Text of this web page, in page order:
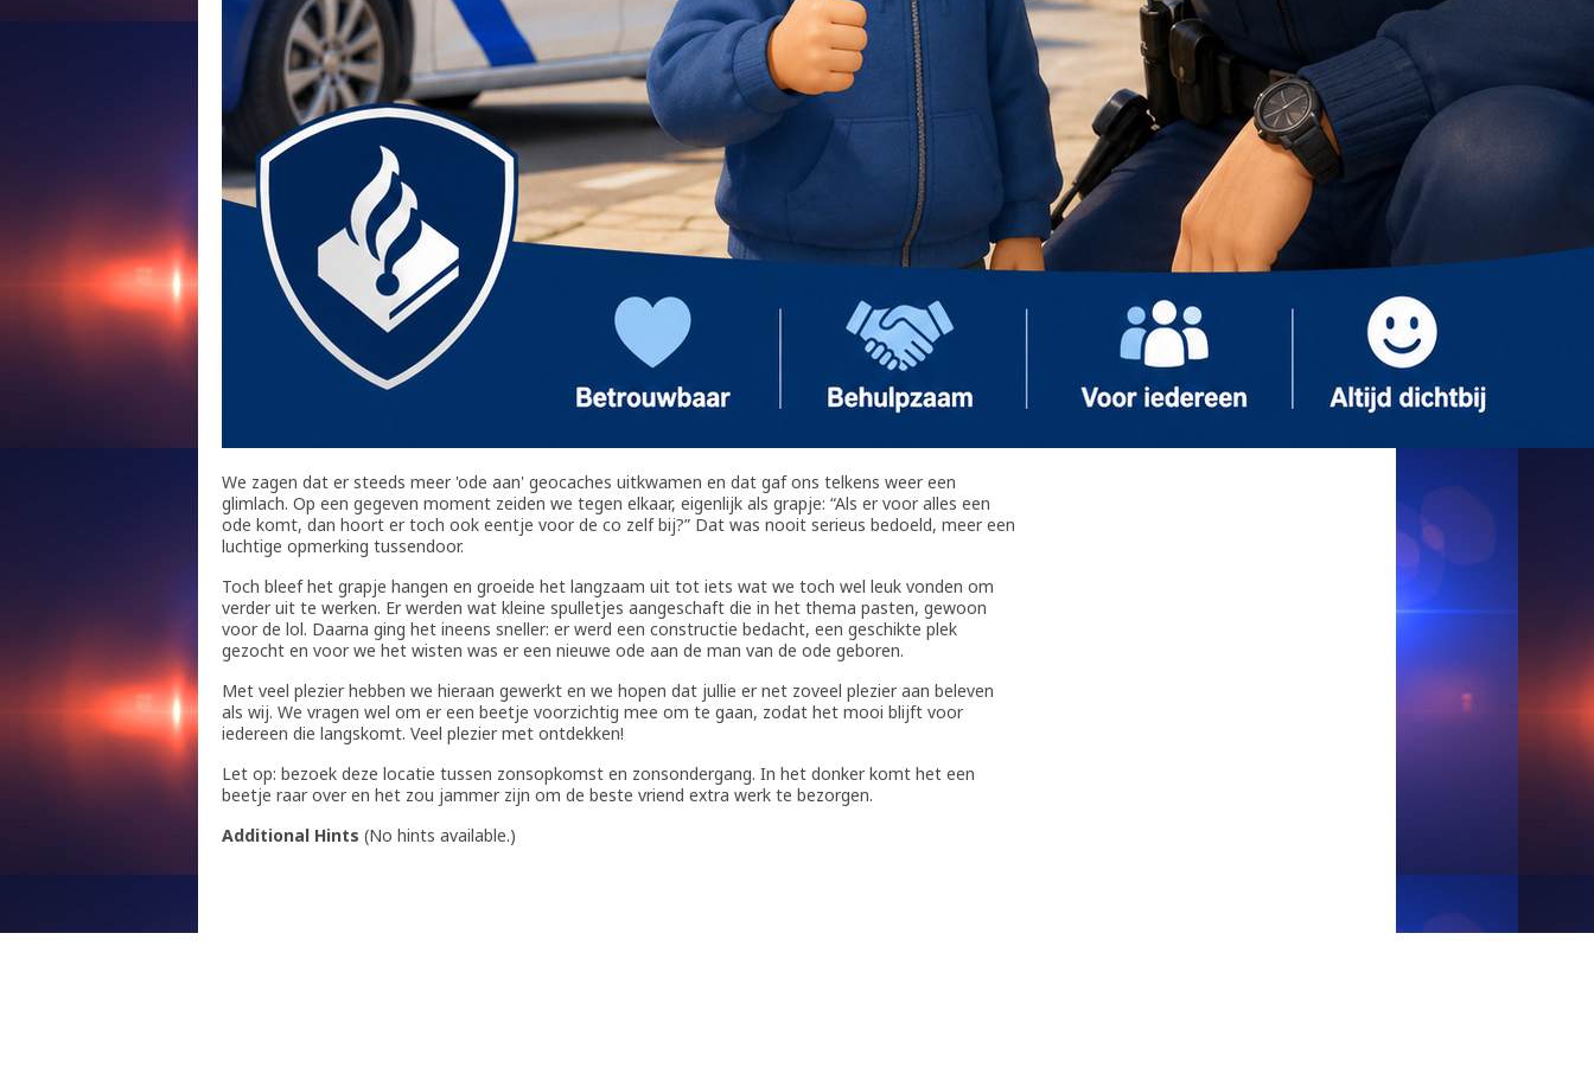
We zagen dat er steeds meer 'ode aan' geocaches uitkwamen en dat gaf ons telkens weer een
glimlach. Op een gegeven moment zeiden we tegen elkaar, eigenlijk als grapje: “Als er voor alles een
ode komt, dan hoort er toch ook eentje voor de co zelf bij?” Dat was nooit serieus bedoeld, meer een
luchtige opmerking tussendoor.
Toch bleef het grapje hangen en groeide het langzaam uit tot iets wat we toch wel leuk vonden om
verder uit te werken. Er werden wat kleine spulletjes aangeschaft die in het thema pasten, gewoon
voor de lol. Daarna ging het ineens sneller: er werd een constructie bedacht, een geschikte plek
gezocht en voor we het wisten was er een nieuwe ode aan de man van de ode geboren.
Met veel plezier hebben we hieraan gewerkt en we hopen dat jullie er net zoveel plezier aan beleven
als wij. We vragen wel om er een beetje voorzichtig mee om te gaan, zodat het mooi blijft voor
iedereen die langskomt. Veel plezier met ontdekken!
Let op: bezoek deze locatie tussen zonsopkomst en zonsondergang. In het donker komt het een
beetje raar over en het zou jammer zijn om de beste vriend extra werk te bezorgen.
Additional Hints (No hints available.)